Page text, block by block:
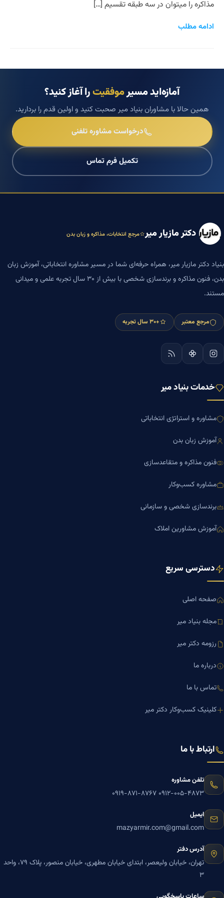
مذاکره را ميتوان در سه طبقه تقسيم […]
ادامه مطلب
آمازه‌اید مسیرموفقیترا آغاز کنید؟
همین حالا با مشاوران بنیاد میر صحبت کنید و اولین قدم را بردارید.
درخواست مشاوره تلفنی
تکمیل فرم تماس
دکتر مازیار میر مرجع انتخابات، مذاکره و زبان بدن
بنیاد دکتر مازیار میر، همراه حرفه‌ای شما در مسیر مشاوره انتخاباتی، آموزش زبان
بدن، فنون مذاکره و برندسازی شخصی با بیش از ۳۰ سال تجربه علمی و میدانی
مستند.
مرجع معتبر +۳۰ سال تجربه
خدمات بنیاد میر
مشاوره و استراتژی انتخاباتی
آموزش زبان بدن
فنون مذاکره و متقاعدسازی
مشاوره کسب‌وکار
برندسازی شخصی و سازمانی
آموزش مشاورین املاک
دسترسی سریع
صفحه اصلی
مجله بنیاد میر
رزومه دکتر میر
درباره ما
تماس با ما
کلینیک کسب‌وکار دکتر میر
ارتباط با ما
تلفن مشاوره
۰۹۱۲-۰۰۵-۴۸۷۳ ۰۹۱۹-۸۷۱-۸۷۶۷
ایمیل
mazyarmir.com@gmail.com
آدرس دفتر
تهران، خیابان ولیعصر، ابتدای خیابان مطهری، خیابان منصور، پلاک ۷۹، واحد
۳